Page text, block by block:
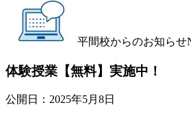
平間校からのお知らせ
体験授業【無料】実施中！
公開日： 2025年5月8日